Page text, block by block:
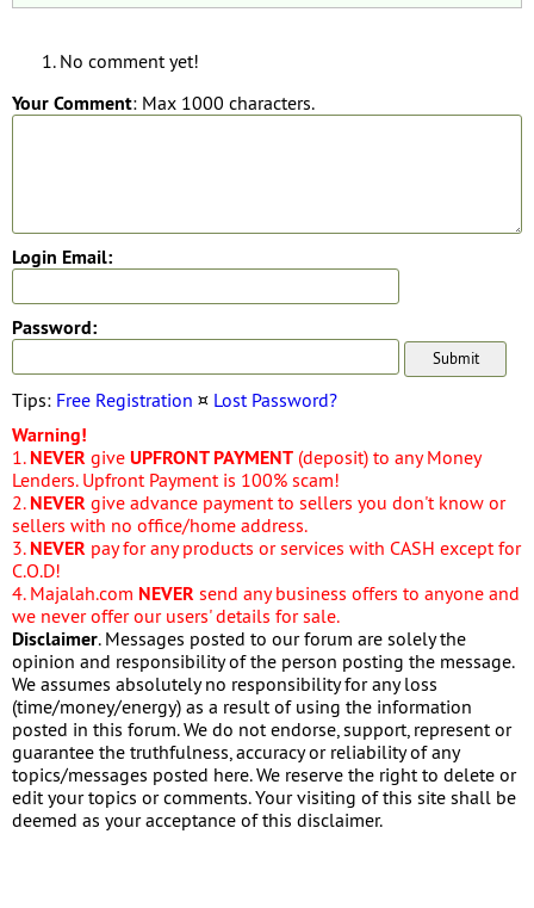
No comment yet!
Your Comment: Max 1000 characters.
Login Email:
Password:
Tips: Free Registration ¤ Lost Password?
Warning!
1. NEVER give UPFRONT PAYMENT (deposit) to any Money
Lenders. Upfront Payment is 100% scam!
2. NEVER give advance payment to sellers you don't know or
sellers with no office/home address.
3. NEVER pay for any products or services with CASH except for
C.O.D!
4. Majalah.com NEVER send any business offers to anyone and
we never offer our users' details for sale.
Disclaimer. Messages posted to our forum are solely the
opinion and responsibility of the person posting the message.
We assumes absolutely no responsibility for any loss
(time/money/energy) as a result of using the information
posted in this forum. We do not endorse, support, represent or
guarantee the truthfulness, accuracy or reliability of any
topics/messages posted here. We reserve the right to delete or
edit your topics or comments. Your visiting of this site shall be
deemed as your acceptance of this disclaimer.